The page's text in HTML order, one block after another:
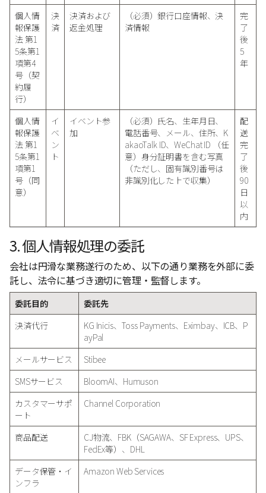
個人情
報保護
法 第1
5条第1
項第4
号（契
約履
行）
決
済
決済および
返金処理
（必須）銀行口座情報、決
済情報
完
了
後
5
年
個人情
報保護
法 第1
5条第1
項第1
号（同
意）
イ
ベ
ン
ト
イベント参
加
（必須）氏名、生年月日、
電話番号、メール、住所、K
akaoTalk ID、WeChat ID （任
意）身分証明書を含む写真
（ただし、固有識別番号は
非識別化した上で収集）
配
送
完
了
後
90
日
以
内
3. 個人情報処理の委託
会社は円滑な業務遂行のため、以下の通り業務を外部に委
託し、法令に基づき適切に管理・監督します。
委託目的
委託先
決済代行
KG Inicis、Toss Payments、Eximbay、ICB、P
ayPal
メールサービス
Stibee
SMSサービス
BloomAI、Humuson
カスタマーサポ
ート
Channel Corporation
商品配送
CJ物流、FBK（SAGAWA、SF Express、UPS、
FedEx等）、DHL
データ保管・イ
ンフラ
Amazon Web Services